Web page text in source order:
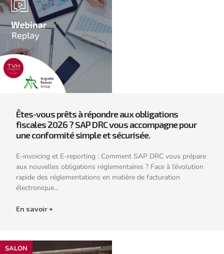
Êtes-vous prêts à répondre aux obligations
fiscales 2026 ? SAP DRC vous accompagne pour
une conformité simple et sécurisée.
E-invoicing et E-reporting : Comment SAP DRC vous prépare
aux nouvelles obligations réglementaires ? Face à l’évolution
rapide des réglementations en matière de facturation
électronique...
En savoir +
SALON